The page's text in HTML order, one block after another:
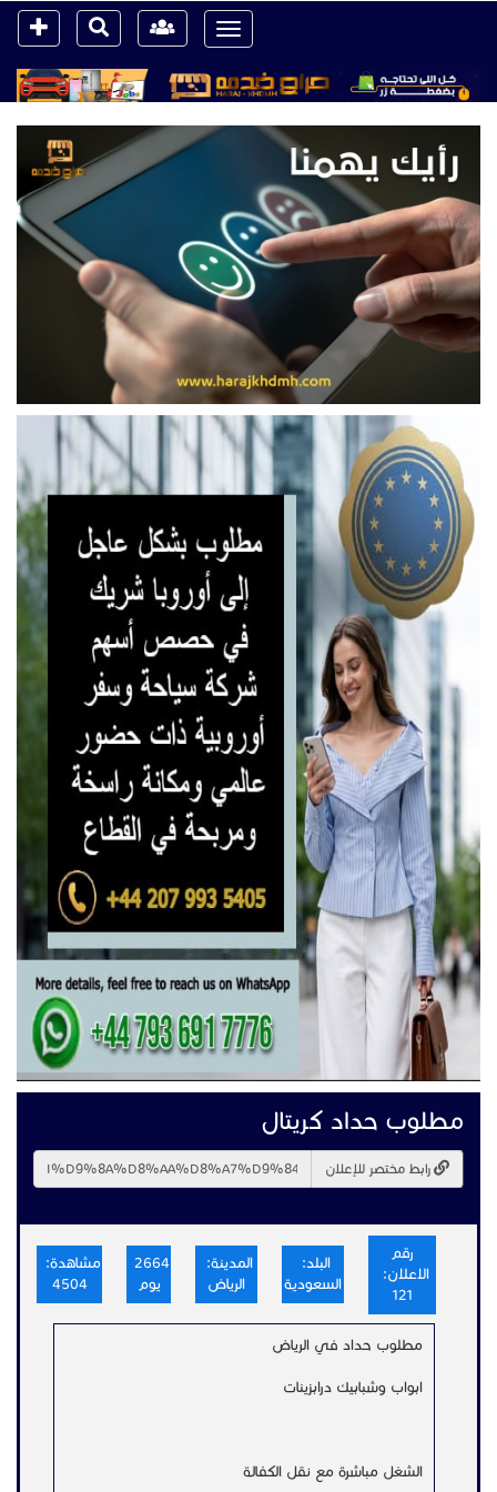
Toggle
navigation
مطلوب حداد كريتال
رابط مختصر للإعلان
رقم
الاعلان:
121
البلد:
السعودية
المدينة:
الرياض
2664
يوم
مشاهدة:
4504
مطلوب حداد في الرياض
ابواب وشبابيك درابزينات
الشغل مباشرة مع نقل الكفالة